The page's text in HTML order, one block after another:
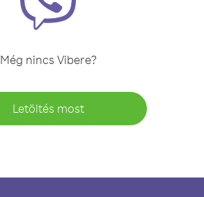
Még nincs Vibere?
Letöltés most